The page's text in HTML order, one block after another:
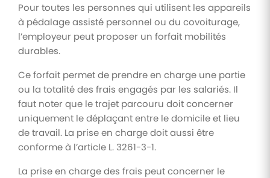
Pour toutes les personnes qui utilisent les appareils
à pédalage assisté personnel ou du covoiturage,
l’employeur peut proposer un forfait mobilités
durables.
Ce forfait permet de prendre en charge une partie
ou la totalité des frais engagés par les salariés. Il
faut noter que le trajet parcouru doit concerner
uniquement le déplaçant entre le domicile et lieu
de travail. La prise en charge doit aussi être
conforme à l’article L. 3261-3-1.
La prise en charge des frais peut concerner le